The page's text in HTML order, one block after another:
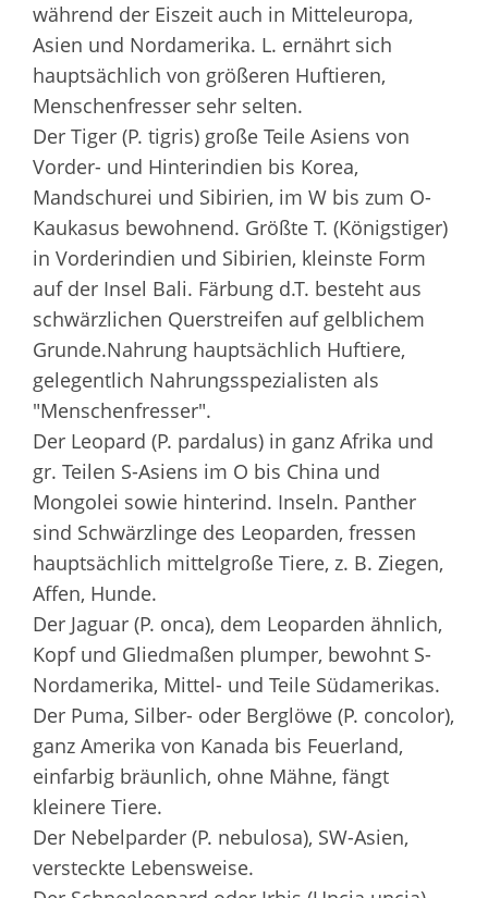
während der Eiszeit auch in Mitteleuropa,
Asien und Nordamerika. L. ernährt sich
hauptsächlich von größeren Huftieren,
Menschenfresser sehr selten.
Der Tiger (P. tigris) große Teile Asiens von
Vorder- und Hinterindien bis Korea,
Mandschurei und Sibirien, im W bis zum O-
Kaukasus bewohnend. Größte T. (Königstiger)
in Vorderindien und Sibirien, kleinste Form
auf der Insel Bali. Färbung d.T. besteht aus
schwärzlichen Querstreifen auf gelblichem
Grunde.Nahrung hauptsächlich Huftiere,
gelegentlich Nahrungsspezialisten als
"Menschenfresser".
Der Leopard (P. pardalus) in ganz Afrika und
gr. Teilen S-Asiens im O bis China und
Mongolei sowie hinterind. Inseln. Panther
sind Schwärzlinge des Leoparden, fressen
hauptsächlich mittelgroße Tiere, z. B. Ziegen,
Affen, Hunde.
Der Jaguar (P. onca), dem Leoparden ähnlich,
Kopf und Gliedmaßen plumper, bewohnt S-
Nordamerika, Mittel- und Teile Südamerikas.
Der Puma, Silber- oder Berglöwe (P. concolor),
ganz Amerika von Kanada bis Feuerland,
einfarbig bräunlich, ohne Mähne, fängt
kleinere Tiere.
Der Nebelparder (P. nebulosa), SW-Asien,
versteckte Lebensweise.